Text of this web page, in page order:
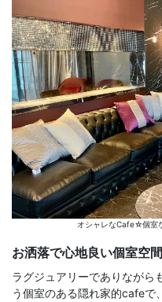
オシャレなCafe☆個室
お洒落で心地良い個室空
ラグジュアリーでありながら
う個室のある隠れ家的cafeで